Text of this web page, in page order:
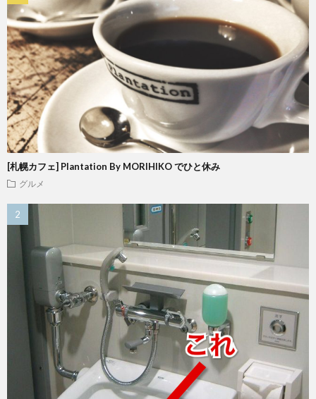
[札幌カフェ] Plantation By MORIHIKO でひと休み
グルメ